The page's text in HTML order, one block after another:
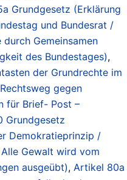
Grundgesetz (Erklärung
und Bundesrat /
Gemeinsamen
des Bundestages),
der Grundrechte im
gegen
für Brief- Post –
Grundgesetz
Demokratieprinzip /
Gewalt wird vom
ausgeübt), Artikel 80a